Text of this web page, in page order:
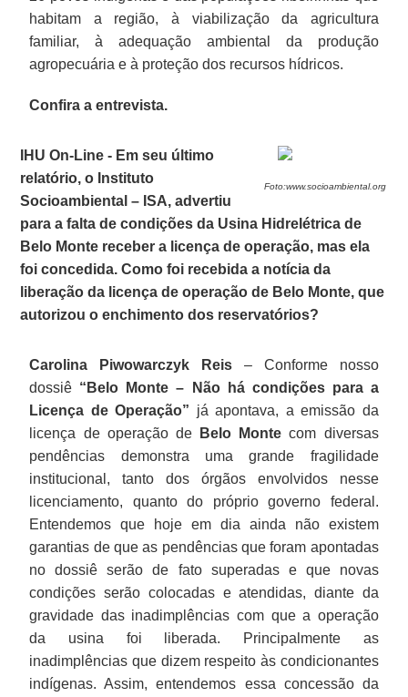
habitam a região, à viabilização da agricultura
familiar, à adequação ambiental da produção
agropecuária e à proteção dos recursos hídricos.
Confira a entrevista.
Foto:www.socioambiental.org
IHU On-Line - Em seu último
relatório, o Instituto
Socioambiental – ISA, advertiu
para a falta de condições da Usina Hidrelétrica de
Belo Monte receber a licença de operação, mas ela
foi concedida. Como foi recebida a notícia da
liberação da licença de operação de Belo Monte, que
autorizou o enchimento dos reservatórios?
Carolina Piwowarczyk Reis – Conforme nosso
dossiê “Belo Monte – Não há condições para a
Licença de Operação” já apontava, a emissão da
licença de operação de
Belo Monte com diversas
pendências demonstra uma grande fragilidade
institucional, tanto dos órgãos envolvidos nesse
licenciamento, quanto do próprio governo federal.
Entendemos que hoje em dia ainda não existem
garantias de que as pendências que foram apontadas
no dossiê serão de fato superadas e que novas
condições serão colocadas e atendidas, diante da
gravidade das inadimplências com que a operação
da usina foi liberada. Principalmente as
inadimplências que dizem respeito às condicionantes
indígenas. Assim, entendemos essa concessão da